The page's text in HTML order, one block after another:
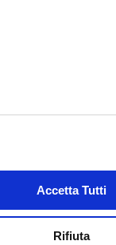
Accetta Tutti
Rifiuta